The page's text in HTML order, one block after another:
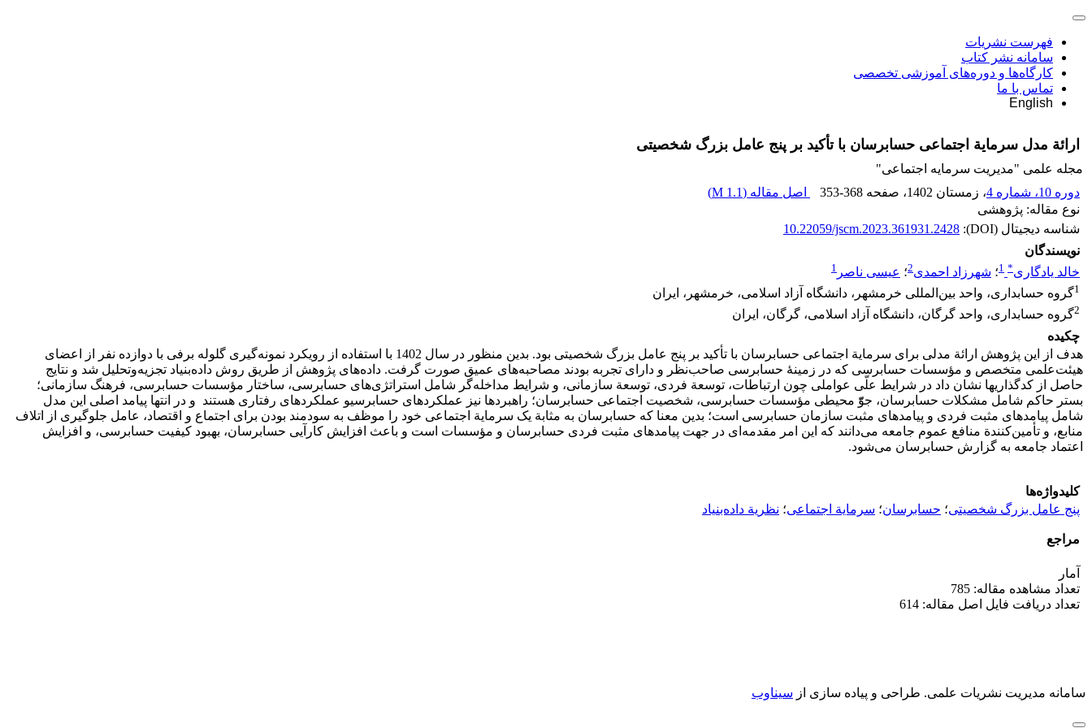
فهرست نشریات
سامانه نشر کتاب
کارگاه‌ها و دوره‌های آموزشی تخصصی
تماس با ما
English
ارائة مدل سرمایة اجتماعی حسابرسان با تأکید بر پنج عامل بزرگ شخصیتی
مجله علمی "مدیریت سرمایه اجتماعی"
دوره 10، شماره 4
، زمستان 1402 ، صفحه 353-368 اصل مقاله (1.1 M
)
نوع مقاله: پژوهشی
شناسه دیجیتال (DOI):
10.22059/jscm.2023.361931.2428
نویسندگان
خالد یادگاری*
1؛ شهرزاد احمدی2؛ عیسی ناصر 1
1گروه حسابداری، واحد بین‌المللی خرمشهر، دانشگاه آزاد اسلامی، خرمشهر، ایران
2گروه حسابداری، واحد گرگان، دانشگاه آزاد اسلامی، گرگان، ایران
چکیده
هدف از این پژوهش ارائة مدلی برای سرمایة اجتماعی حسابرسان با تأکید بر پنج عامل بزرگ شخصیتی بود. بدین منظور در سال 1402 با استفاده از رویکرد نمونه‌گیری گلوله برفی با دوازده نفر از اعضای
هیئت‌علمی متخصص و مؤسسات حسابرسی که در زمینۀ حسابرسی صاحب‌نظر و دارای تجربه بودند مصاحبه‌‌های عمیق صورت گرفت. داده‌های پژوهش از طریق روش داده‌بنیاد تجزیه‌وتحلیل شد و نتایج
حاصل از کدگذاری‏ها نشان داد در شرایط ‌علّی عواملی چون ارتباطات، توسعة فردی، توسعة سازمانی، و شرایط مداخله‌گر شامل استراتژی‌های حسابرسی، ساختار مؤسسات حسابرسی، فرهنگ سازمانی؛
بستر حاکم شامل مشکلات حسابرسان، جوّ‌ّ محیطی مؤسسات حسابرسی، شخصیت اجتماعی حسابرسان؛ راهبرد‌‌‌ها نیز عملکردهای حسابرسیو عملکردهای رفتاری هستند و در انتها پیامد‌ اصلی این مدل
شامل پیامدهای مثبت فردی و پیامدهای مثبت سازمان حسابرسی است؛ بدین معنا که حسابرسان به مثابة یک سرمایة اجتماعی خود را موظف به سودمند بودن برای اجتماع و اقتصاد، عامل جلوگیری از اتلاف
منابع، و تأمین‌کنندة منافع عموم جامعه می‌دانند که این امر مقدمه‌ای در جهت پیامدهای مثبت فردی حسابرسان و مؤسسات است و باعث افزایش کارآیی حسابرسان، بهبود کیفیت حسابرسی، و افزایش
اعتماد جامعه به گزارش حسابرسان ‌می‌شود.
کلیدواژه‌ها
پنج عامل بزرگ شخصیتی؛ حسابرسان؛ سرمایة اجتماعی؛ نظریة داده‌بنیاد
مراجع
آمار
تعداد مشاهده مقاله: 785
تعداد دریافت فایل اصل مقاله: 614
سامانه مدیریت نشریات علمی. طراحی و پیاده سازی از سیناوب